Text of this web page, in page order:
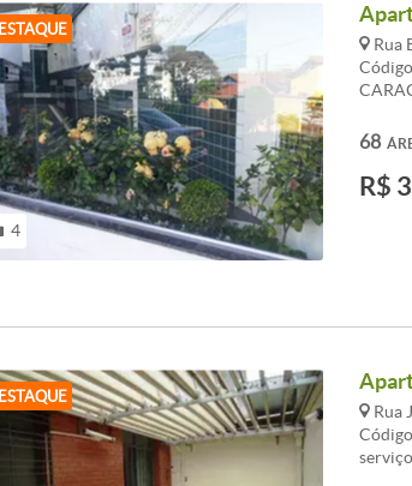
4
Rua
68
R$
Rua